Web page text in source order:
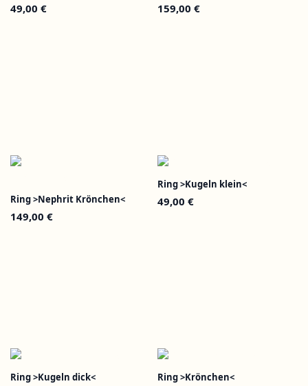
49,00 € 159,00 €
Ring >Nephrit Krönchen<
149,00 €
Ring >Kugeln klein<
49,00 €
Ring >Kugeln dick< Ring >Krönchen<